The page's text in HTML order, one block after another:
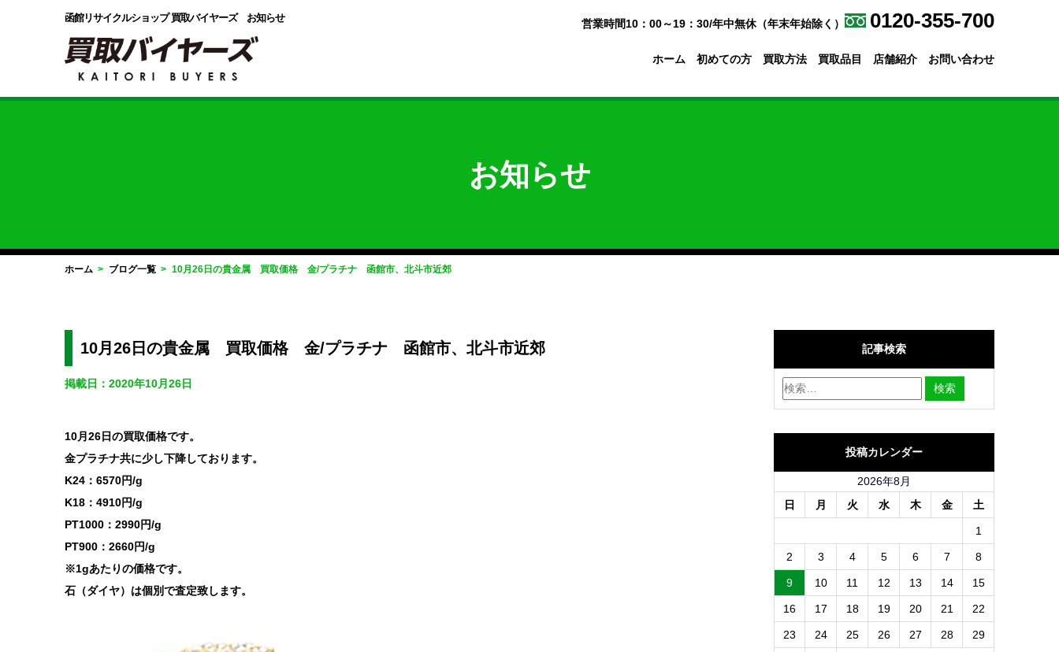
函館リサイクルショップ買取バイヤーズ お知らせ 営業時間10：00～19：30/年中無休（年末年始除く） 0120-355-700
ホーム 初めての方 買取方法 買取品目 店舗紹介 お問い合わせ
お知らせ
ホーム ブログ一覧 10月26日の貴金属 買取価格 金/プラチナ 函館市、北斗市近郊
10月26日の貴金属 買取価格 金/プラチナ 函館市、北斗市近郊
掲載日：2020年10月26日
10月26日の買取価格です。
金プラチナ共に少し下降しております。
K24：6570円/g
K18：4910円/g
PT1000：2990円/g
PT900：2660円/g
※1gあたりの価格です。
石（ダイヤ）は個別で査定致します。
記事検索
投稿カレンダー
2026年8月
日
月 火 水 木 金 土
1
2 3 4 5 6 7 8
9 10 11 12 13 14 15
16 17 18 19 20 21 22
23 24 25 26 27 28 29